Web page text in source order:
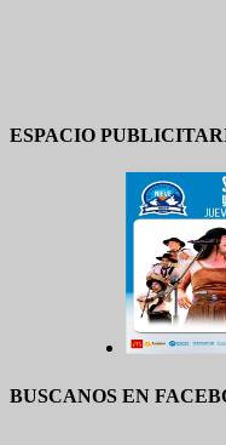
ESPACIO
BUSCANOS EN